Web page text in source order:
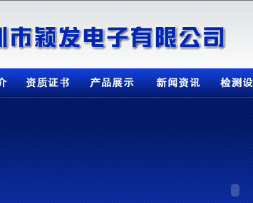
产品展示 新闻资讯 检测设备 在线留言